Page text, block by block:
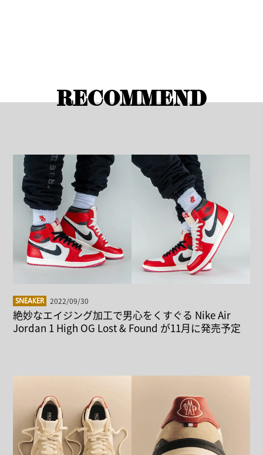
RECOMMEND
SNEAKER 2022/09/30
絶妙なエイジング加工で男心をくすぐる Nike Air
Jordan 1 High OG Lost & Found が11月に発売予定